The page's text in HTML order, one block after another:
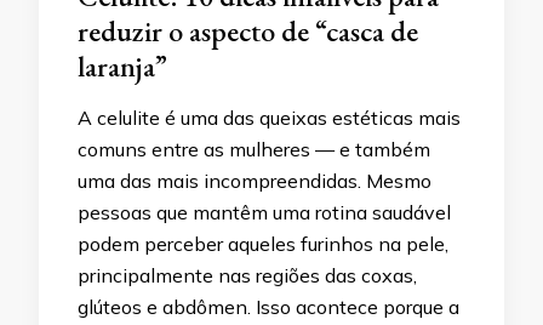
reduzir o aspecto de “casca de
laranja”
A celulite é uma das queixas estéticas mais
comuns entre as mulheres — e também
uma das mais incompreendidas. Mesmo
pessoas que mantêm uma rotina saudável
podem perceber aqueles furinhos na pele,
principalmente nas regiões das coxas,
glúteos e abdômen. Isso acontece porque a